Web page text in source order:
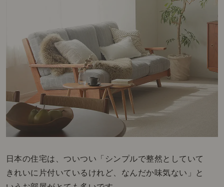
日本の住宅は、ついつい「シンプルで整然としていて
きれいに片付いているけれど、なんだか味気ない」と